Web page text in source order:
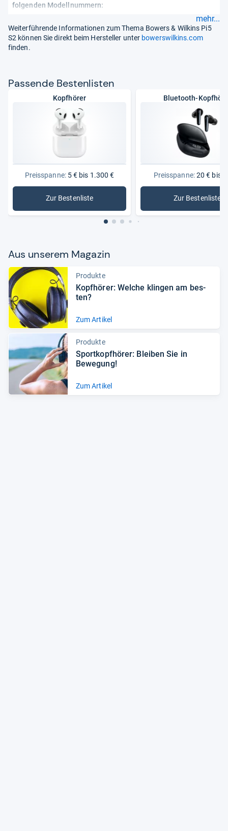
folgenden Modellnummern:
mehr...
Weiterführende Informationen zum Thema Bowers & Wilkins Pi5
S2 können Sie direkt beim Hersteller unter bowerswilkins.com
finden.
Pas­sende Bes­ten­lis­ten
Kopfhörer
Preisspanne:5 € bis 1.300 €
Zur Bestenliste
: Kopfhörer
Bluetooth-
Preisspanne:20 € bis
Zur Bestenliste
:
Aus unse­rem Maga­zin
Produkte
Kopf­hö­rer: Wel­che klin­gen am bes­
ten?
Zum Artikel
Produkte
Sport­kopf­hö­rer: Blei­ben Sie in
Bewe­gung!
Zum Artikel